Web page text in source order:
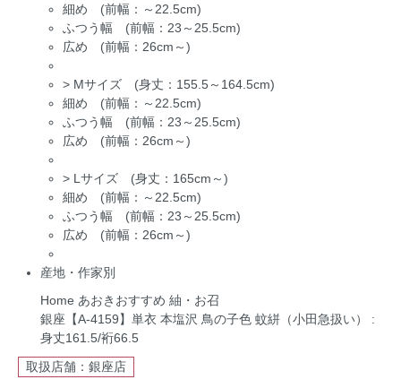
細め (前幅：～22.5cm)
ふつう幅 (前幅：23～25.5cm)
広め (前幅：26cm～)
> Mサイズ (身丈：155.5～164.5cm)
細め (前幅：～22.5cm)
ふつう幅 (前幅：23～25.5cm)
広め (前幅：26cm～)
> Lサイズ (身丈：165cm～)
細め (前幅：～22.5cm)
ふつう幅 (前幅：23～25.5cm)
広め (前幅：26cm～)
産地・作家別
Home あおきおすすめ 紬・お召
銀座【A-4159】単衣 本塩沢 鳥の子色 蚊絣（小田急扱い） :
身丈161.5/裄66.5
取扱店舗：銀座店